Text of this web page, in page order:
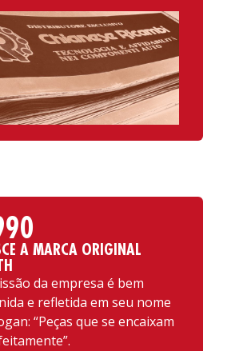
A MARCA ORIGINAL
da empresa é bem
e refletida em seu nome
“Peças que se encaixam